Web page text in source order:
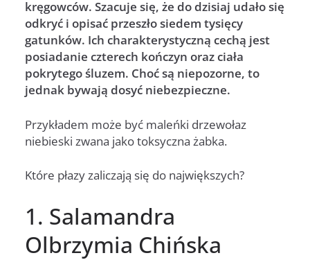
kręgowców. Szacuje się, że do dzisiaj udało się
odkryć i opisać przeszło siedem tysięcy
gatunków. Ich charakterystyczną cechą jest
posiadanie czterech kończyn oraz ciała
pokrytego śluzem. Choć są niepozorne, to
jednak bywają dosyć niebezpieczne.
Przykładem może być maleńki drzewołaz
niebieski zwana jako toksyczna żabka.
Które płazy zaliczają się do największych?
1. Salamandra
Olbrzymia Chińska